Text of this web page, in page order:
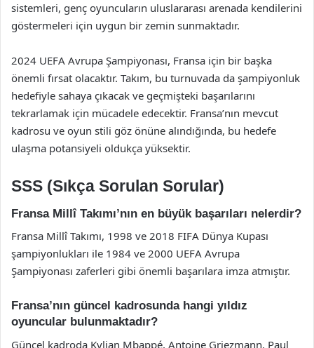
sistemleri, genç oyuncuların uluslararası arenada kendilerini
göstermeleri için uygun bir zemin sunmaktadır.
2024 UEFA Avrupa Şampiyonası, Fransa için bir başka
önemli fırsat olacaktır. Takım, bu turnuvada da şampiyonluk
hedefiyle sahaya çıkacak ve geçmişteki başarılarını
tekrarlamak için mücadele edecektir. Fransa’nın mevcut
kadrosu ve oyun stili göz önüne alındığında, bu hedefe
ulaşma potansiyeli oldukça yüksektir.
SSS (Sıkça Sorulan Sorular)
Fransa Millî Takımı’nın en büyük başarıları nelerdir?
Fransa Millî Takımı, 1998 ve 2018 FIFA Dünya Kupası
şampiyonlukları ile 1984 ve 2000 UEFA Avrupa
Şampiyonası zaferleri gibi önemli başarılara imza atmıştır.
Fransa’nın güncel kadrosunda hangi yıldız
oyuncular bulunmaktadır?
Güncel kadroda Kylian Mbappé, Antoine Griezmann, Paul